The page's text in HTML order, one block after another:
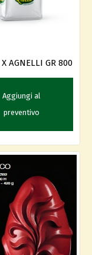
AGNELLI GR 800
Aggiungi al
preventivo